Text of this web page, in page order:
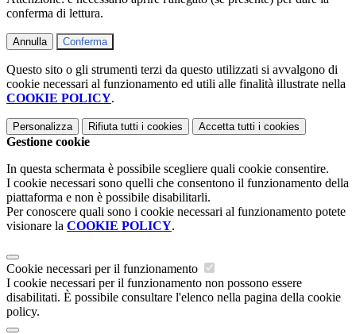
conferma di lettura.
Annulla Conferma
Questo sito o gli strumenti terzi da questo utilizzati si avvalgono di
cookie necessari al funzionamento ed utili alle finalità illustrate nella
COOKIE POLICY.
Personalizza Rifiuta tutti i cookies Accetta tutti i cookies
Gestione cookie
In questa schermata è possibile scegliere quali cookie consentire.
I cookie necessari sono quelli che consentono il funzionamento della
piattaforma e non è possibile disabilitarli.
Per conoscere quali sono i cookie necessari al funzionamento potete
visionare la COOKIE POLICY.
Cookie necessari per il funzionamento
I cookie necessari per il funzionamento non possono essere
disabilitati. È possibile consultare l'elenco nella pagina della cookie
policy.